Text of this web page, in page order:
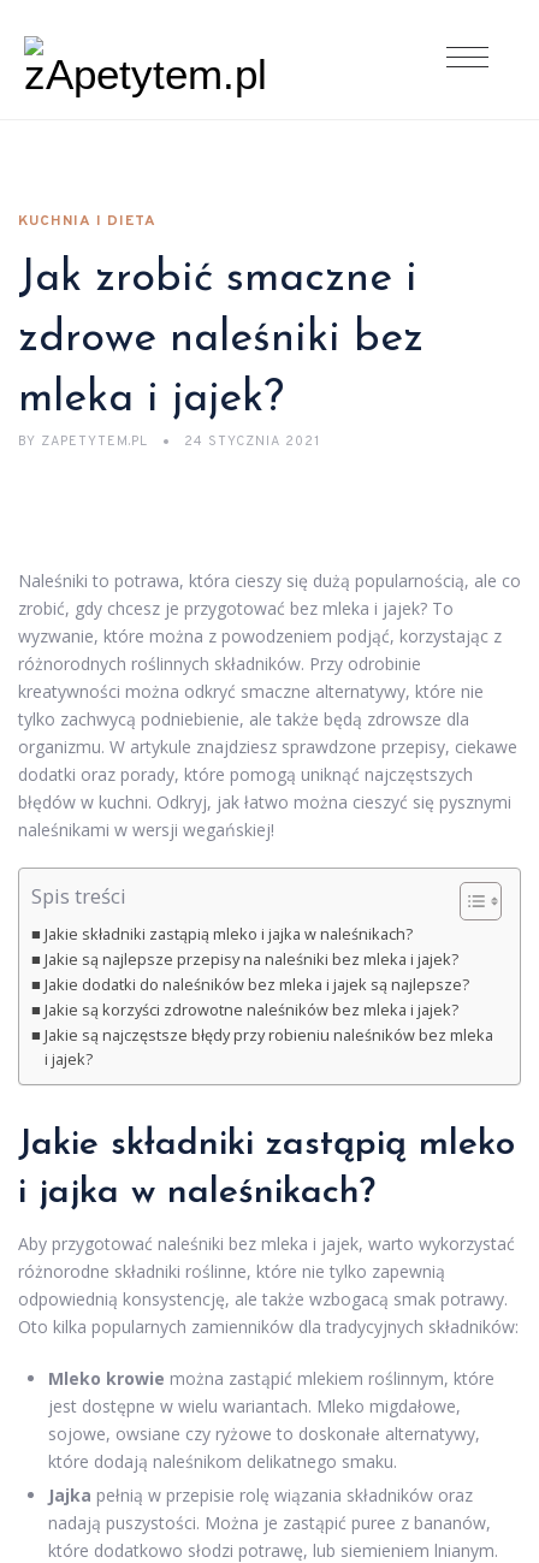
KUCHNIA I DIETA
Jak zrobić smaczne i
zdrowe naleśniki bez
mleka i jajek?
BY ZAPETYTEM.PL 24 STYCZNIA 2021
Naleśniki to potrawa, która cieszy się dużą popularnością, ale co
zrobić, gdy chcesz je przygotować bez mleka i jajek? To
wyzwanie, które można z powodzeniem podjąć, korzystając z
różnorodnych roślinnych składników. Przy odrobinie
kreatywności można odkryć smaczne alternatywy, które nie
tylko zachwycą podniebienie, ale także będą zdrowsze dla
organizmu. W artykule znajdziesz sprawdzone przepisy, ciekawe
dodatki oraz porady, które pomogą uniknąć najczęstszych
błędów w kuchni. Odkryj, jak łatwo można cieszyć się pysznymi
naleśnikami w wersji wegańskiej!
Spis treści
Jakie składniki zastąpią mleko i jajka w naleśnikach?
Jakie są najlepsze przepisy na naleśniki bez mleka i jajek?
Jakie dodatki do naleśników bez mleka i jajek są najlepsze?
Jakie są korzyści zdrowotne naleśników bez mleka i jajek?
Jakie są najczęstsze błędy przy robieniu naleśników bez mleka
i jajek?
Jakie składniki zastąpią mleko
i jajka w naleśnikach?
Aby przygotować naleśniki bez mleka i jajek, warto wykorzystać
różnorodne składniki roślinne, które nie tylko zapewnią
odpowiednią konsystencję, ale także wzbogacą smak potrawy.
Oto kilka popularnych zamienników dla tradycyjnych składników:
Mleko krowie można zastąpić mlekiem roślinnym, które
jest dostępne w wielu wariantach. Mleko migdałowe,
sojowe, owsiane czy ryżowe to doskonałe alternatywy,
które dodają naleśnikom delikatnego smaku.
Jajka pełnią w przepisie rolę wiązania składników oraz
nadają puszystości. Można je zastąpić puree z bananów,
które dodatkowo słodzi potrawę, lub siemieniem lnianym.